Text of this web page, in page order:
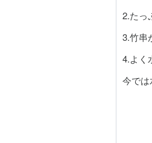
2.たっ
3.竹串
4.よく
今で